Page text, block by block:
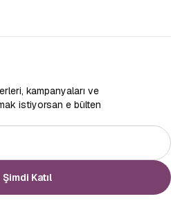
kampanyaları ve
istiyorsan e bülten
Şimdi Katıl